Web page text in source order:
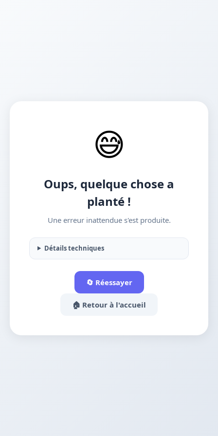
😅
Oups, quelque chose a
planté !
Une erreur inattendue s'est produite.
Détails techniques
🔄 Réessayer
🏠 Retour à l'accueil